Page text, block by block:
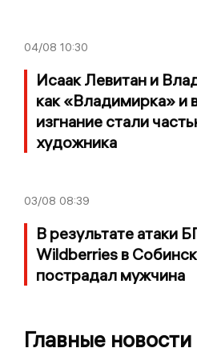
04/08 10:30
Исаак Левитан и
как «Владимирка» и
изгнание стали
художника
03/08 08:39
В результате атаки
Wildberries в
пострадал мужчина
Главные новости